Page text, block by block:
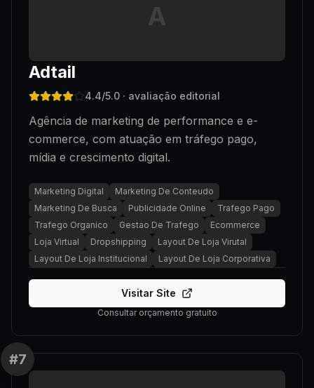
A
Adtail
4.4/5.0 · avaliação editorial
Agência de marketing de performance e e-
commerce, com atuação em tráfego pago,
mídia e crescimento digital.
Marketing Digital
Marketing De Conteudo
Marketing De Busca
Publicidade Online
Trafego Pago
Trafego Organico
Gestao De Trafego
Ecommerce
Loja Virtual
Dropshipping
Layout De Loja Virutal
Layout De Loja Institucional
Layout De Loja Corporativa
Visitar Site
Consultar orçamento gratuito
#7